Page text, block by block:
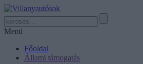
Menü
Főoldal
Állami támogatás